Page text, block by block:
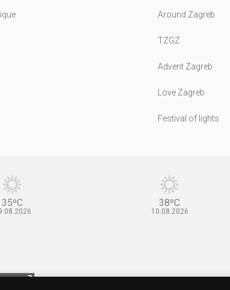
Around Zagreb
TZGZ
Advent Zagreb
Love Zagreb
Festival of lights
35ºC 38ºC
10.08.2026